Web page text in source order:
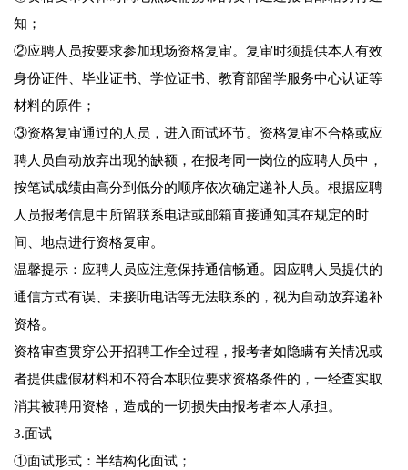
知；
②应聘人员按要求参加现场资格复审。复审时须提供本人有效
身份证件、毕业证书、学位证书、教育部留学服务中心认证等
材料的原件；
③资格复审通过的人员，进入面试环节。资格复审不合格或应
聘人员自动放弃出现的缺额，在报考同一岗位的应聘人员中，
按笔试成绩由高分到低分的顺序依次确定递补人员。根据应聘
人员报考信息中所留联系电话或邮箱直接通知其在规定的时
间、地点进行资格复审。
温馨提示：应聘人员应注意保持通信畅通。因应聘人员提供的
通信方式有误、未接听电话等无法联系的，视为自动放弃递补
资格。
资格审查贯穿公开招聘工作全过程，报考者如隐瞒有关情况或
者提供虚假材料和不符合本职位要求资格条件的，一经查实取
消其被聘用资格，造成的一切损失由报考者本人承担。
3.面试
①面试形式：半结构化面试；